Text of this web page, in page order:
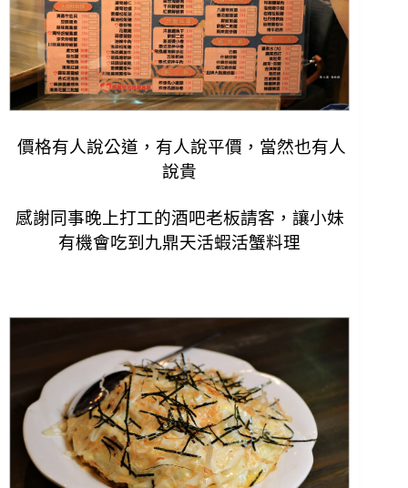
價格有人說公道，有人說平價，當然也有人
說貴
感謝同事晚上打工的酒吧老板請客，讓小妹
有機會吃到 九鼎天活蝦活蟹料理